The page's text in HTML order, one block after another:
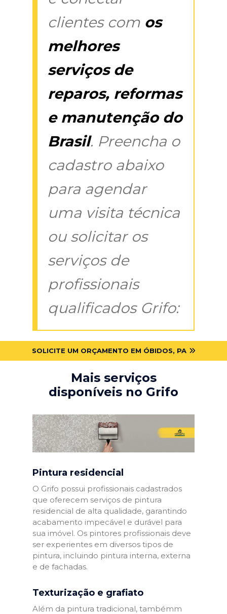
clientes com os
melhores
serviços de
reparos, reformas
e manutenção do
Brasil. Preencha o
cadastro abaixo
para agendar
uma visita técnica
ou solicitar os
serviços de
profissionais
qualificados Grifo:
SOLICITE UM ORÇAMENTO EM ÓBIDOS, PA
Mais serviços
disponíveis no Grifo
Pintura residencial
O Grifo possui profissionais cadastrados
que oferecem serviços de pintura
residencial de alta qualidade, garantindo
acabamento impecável e durável para
sua imóvel. Os pintores profissionais deve
ser experientes em diversos tipos de
pintura, incluindo pintura interna, externa
e de fachadas.
Texturização e grafiato
Além da pintura tradicional, tambémm